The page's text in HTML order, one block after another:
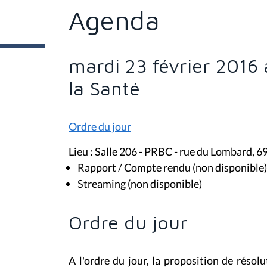
e
s
Agenda
mardi 23 février 2016
la Santé
Ordre du jour
Lieu : Salle 206 - PRBC - rue du Lombard,
Rapport / Compte rendu (non disponible)
Streaming (non disponible)
Ordre du jour
A l'ordre du jour, la proposition de